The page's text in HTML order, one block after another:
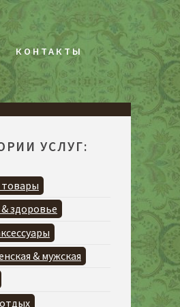
КОНТАКТЫ
УСЛУГ:
товары
здоровье
& мужская